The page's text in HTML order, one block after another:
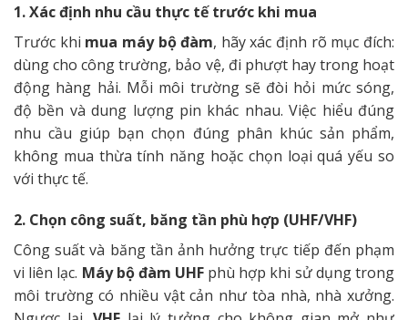
1. Xác định nhu cầu thực tế trước khi mua
Trước khi mua máy bộ đàm, hãy xác định rõ mục đích:
dùng cho công trường, bảo vệ, đi phượt hay trong hoạt
động hàng hải. Mỗi môi trường sẽ đòi hỏi mức sóng,
độ bền và dung lượng pin khác nhau. Việc hiểu đúng
nhu cầu giúp bạn chọn đúng phân khúc sản phẩm,
không mua thừa tính năng hoặc chọn loại quá yếu so
với thực tế.
2. Chọn công suất, băng tần phù hợp (UHF/VHF)
Công suất và băng tần ảnh hưởng trực tiếp đến phạm
vi liên lạc. Máy bộ đàm UHF phù hợp khi sử dụng trong
môi trường có nhiều vật cản như tòa nhà, nhà xưởng.